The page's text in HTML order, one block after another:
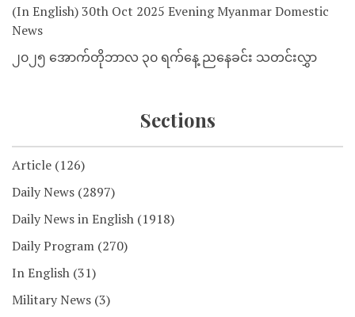
(In English) 30th Oct 2025 Evening Myanmar Domestic
News
၂၀၂၅ အောက်တိုဘာလ ၃၀ ရက်နေ့ ညနေခင်း သတင်းလွှာ
Sections
Article (126)
Daily News (2897)
Daily News in English (1918)
Daily Program (270)
In English (31)
Military News (3)